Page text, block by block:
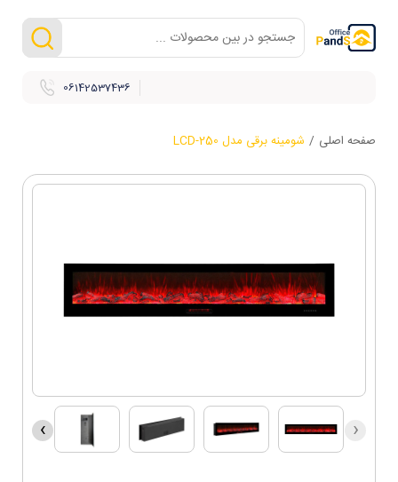
06142537436
صفحه اصلی / شومینه برقی مدل LCD-250
‹
›